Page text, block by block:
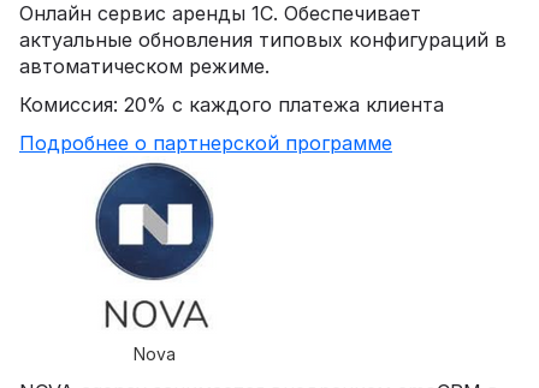
Онлайн сервис аренды 1С. Обеспечивает
актуальные обновления типовых конфигураций в
автоматическом режиме.
Комиссия: 20% с каждого платежа клиента
Подробнее о партнерской программе
Nova